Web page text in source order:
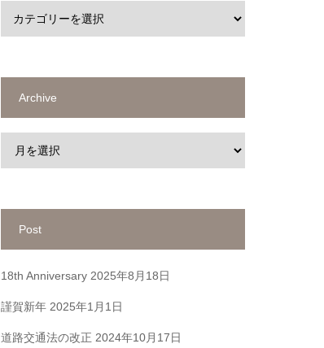
Archive
Post
18th Anniversary 2025年8月18日
謹賀新年 2025年1月1日
道路交通法の改正 2024年10月17日